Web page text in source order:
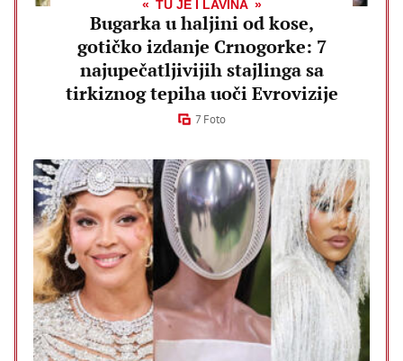
TU JE I LAVINA
Bugarka u haljini od kose,
gotičko izdanje Crnogorke: 7
najupečatljivijih stajlinga sa
tirkiznog tepiha uoči Evrovizije
7 Foto